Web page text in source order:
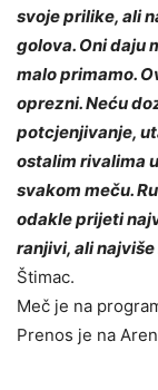
svoje prilike, ali
golova. Oni daju
malo primamo.
oprezni. Neću
potcjenjivanje,
ostalim rivalima
svakom meču.
odakle prijeti
ranjivi, ali
Štimac.
Meč je na
Prenos je na